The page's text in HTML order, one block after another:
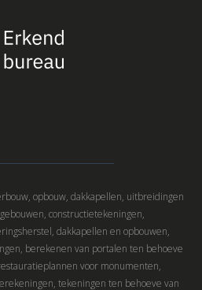
opbouw, dakkapellen, uitbreidingen
constructietekeningen,
dakkapellen en opbouwen,
berekenen van portalen ten behoeve
voor monumenten,
tekeningen ten behoeve van